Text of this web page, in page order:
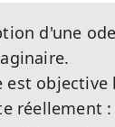
d'une
est objective
réellement